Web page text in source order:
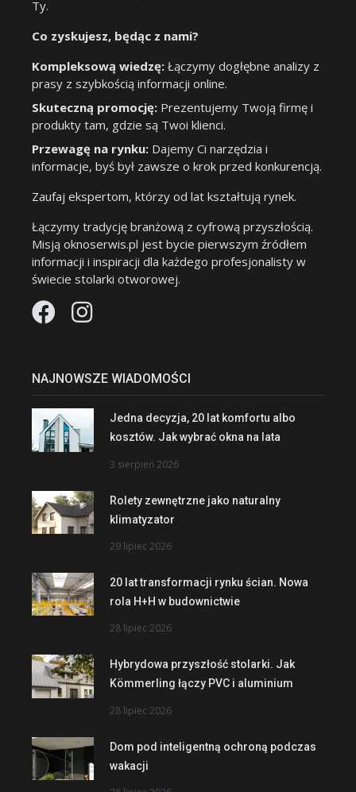
Ty.
Co zyskujesz, będąc z nami?
Kompleksową wiedzę: Łączymy dogłębne analizy z
prasy z szybkością informacji online.
Skuteczną promocję: Prezentujemy Twoją firmę i
produkty tam, gdzie są Twoi klienci.
Przewagę na rynku: Dajemy Ci narzędzia i
informacje, byś był zawsze o krok przed konkurencją.
Zaufaj ekspertom, którzy od lat kształtują rynek.
Łączymy tradycję branżową z cyfrową przyszłością.
Misją oknoserwis.pl jest bycie pierwszym źródłem
informacji i inspiracji dla każdego profesjonalisty w
świecie stolarki otworowej.
NAJNOWSZE WIADOMOŚCI
Jedna decyzja, 20 lat komfortu albo
kosztów. Jak wybrać okna na lata
3 sierpień 2026
Rolety zewnętrzne jako naturalny
klimatyzator
29 lipiec 2026
20 lat transformacji rynku ścian. Nowa
rola H+H w budownictwie
28 lipiec 2026
Hybrydowa przyszłość stolarki. Jak
Kömmerling łączy PVC i aluminium
28 lipiec 2026
Dom pod inteligentną ochroną podczas
wakacji